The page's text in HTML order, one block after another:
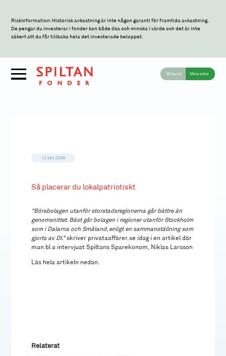
Riskinformation: Historisk avkastning är inte någon garanti för framtida avkastning.
De pengar du investerar i fonder kan både öka och minska i värde och det är inte
säkert att du får tillbaka hela det investerade beloppet.
Bli kund Mina sidor
12 okt 2009
Så placerar du lokalpatriotiskt
"Börsbolagen utanför storstadsregionerna går bättre än
genomsnittet. Bäst går bolagen i regioner utanför Stockholm
som i Dalarna och Småland, enligt en sammanställning som
gjorts av DI."skriver privataaffärer.se idag i en artikel där
man bl a intervjuat Spiltans Sparekonom, Niklas Larsson
Läs hela artikeln nedan.
Relaterat